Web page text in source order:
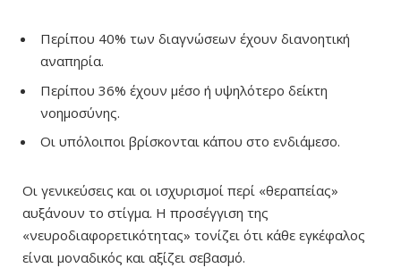
Περίπου 40% των διαγνώσεων έχουν διανοητική
αναπηρία.
Περίπου 36% έχουν μέσο ή υψηλότερο δείκτη
νοημοσύνης.
Οι υπόλοιποι βρίσκονται κάπου στο ενδιάμεσο.
Οι γενικεύσεις και οι ισχυρισμοί περί «θεραπείας»
αυξάνουν το στίγμα. Η προσέγγιση της
«νευροδιαφορετικότητας» τονίζει ότι κάθε εγκέφαλος
είναι μοναδικός και αξίζει σεβασμό.